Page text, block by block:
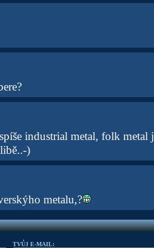
industrial metal, folk
)
metalu,?
TVŮJ E-MAIL: